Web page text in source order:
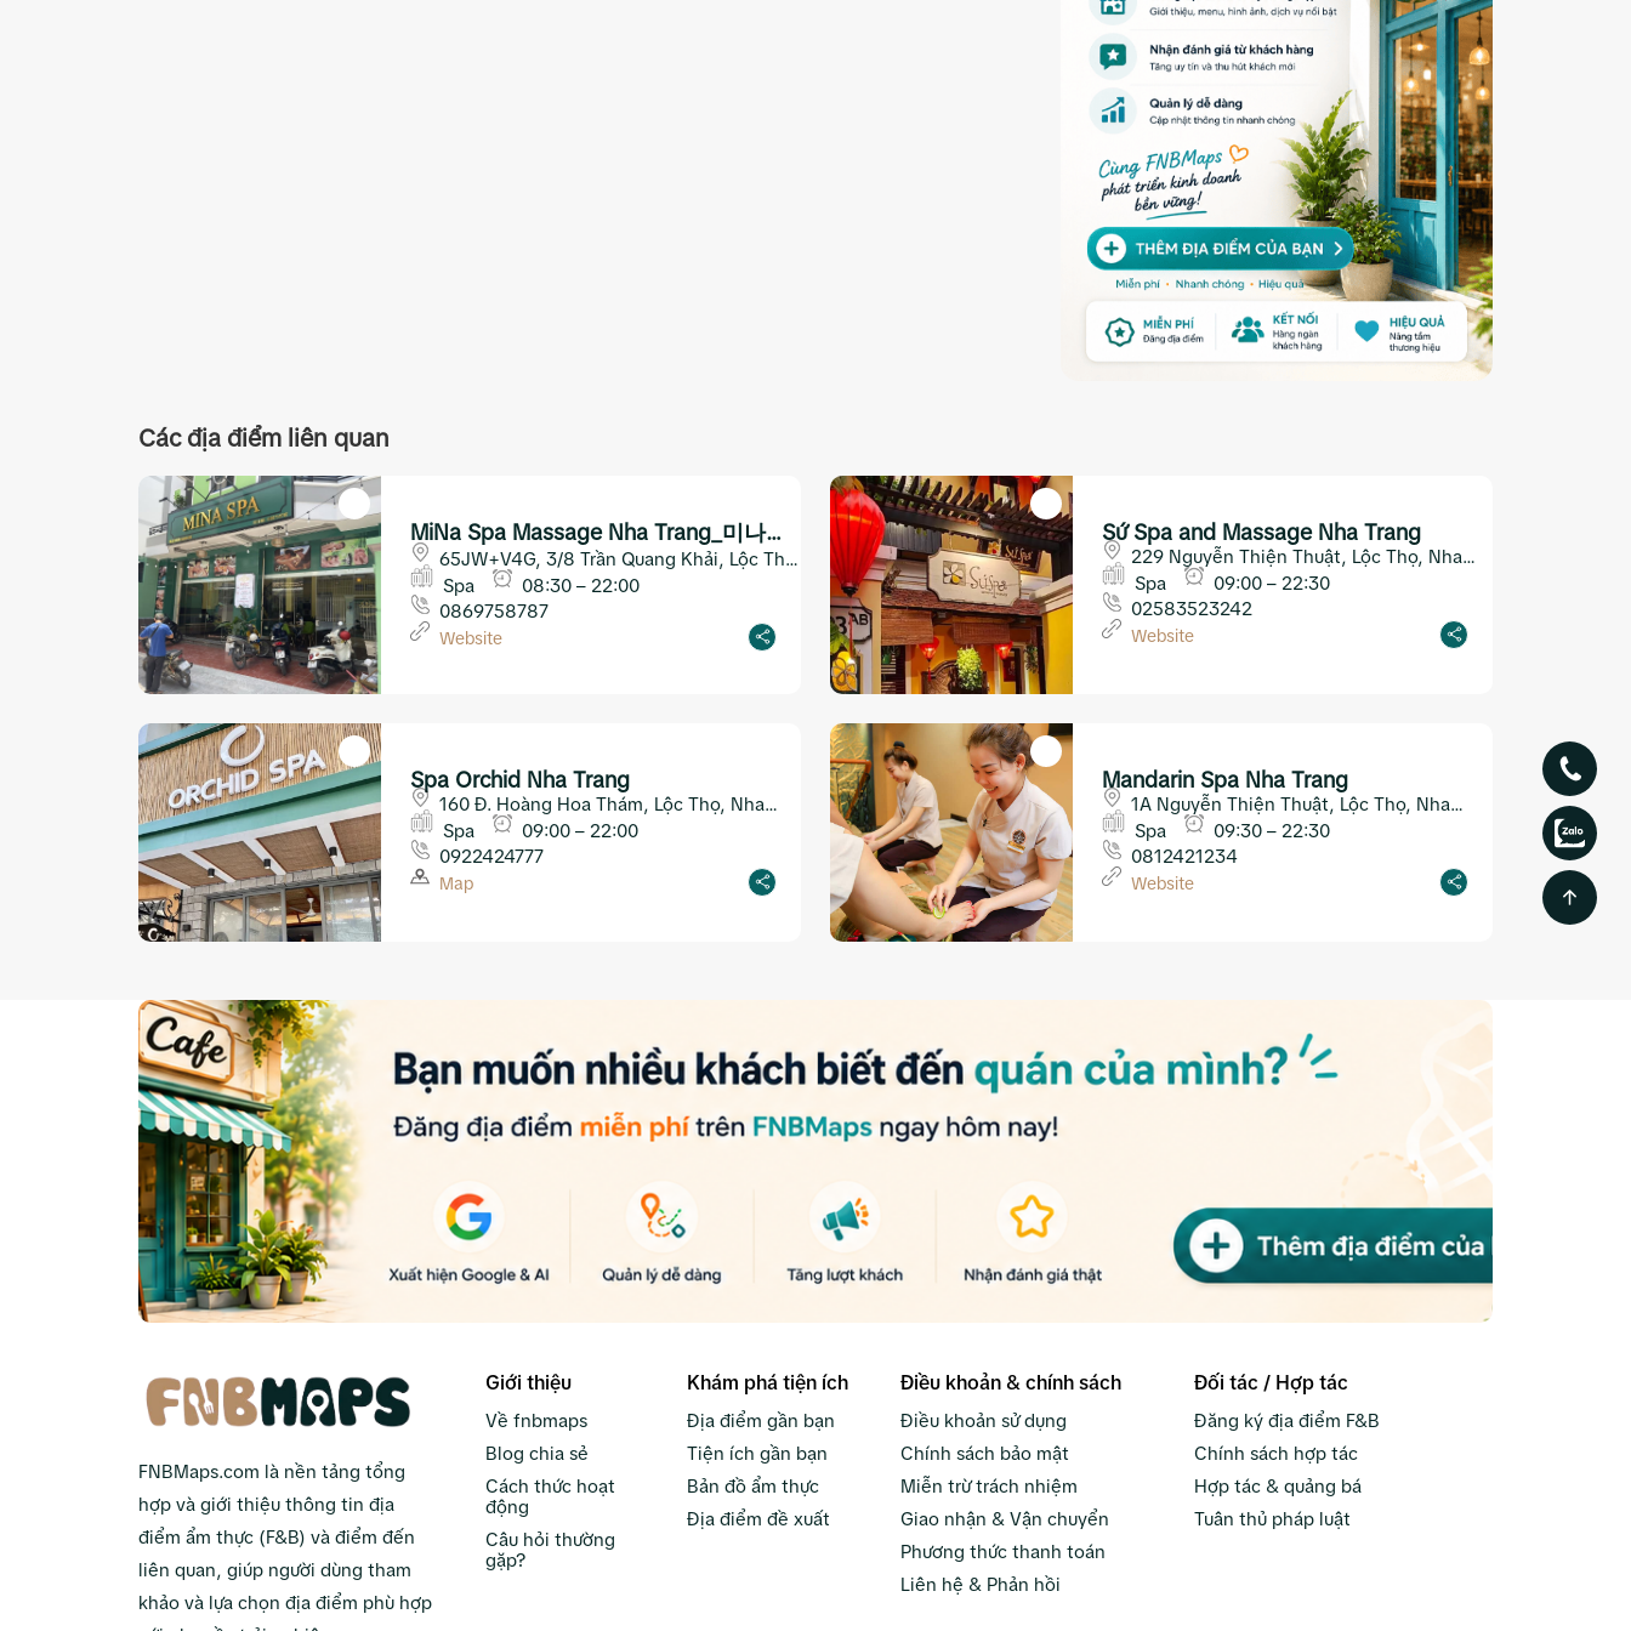
Các địa điểm liên quan
MiNa Spa Massage Nha Trang_미나스
파_마사지 나트랑
65JW+V4G, 3/8 Trần Quang Khải, Lộc Thọ,
Nha Trang
Spa
08:30 – 22:00
0869758787
Website
Sứ Spa and Massage Nha Trang
229 Nguyễn Thiện Thuật, Lộc Thọ, Nha
Trang
Spa
09:00 – 22:30
02583523242
Website
Spa Orchid Nha Trang
160 Đ. Hoàng Hoa Thám, Lộc Thọ, Nha
Trang
Spa
09:00 – 22:00
0922424777
Map
Mandarin Spa Nha Trang
1A Nguyễn Thiện Thuật, Lộc Thọ, Nha
Trang
Spa
09:30 – 22:30
0812421234
Website
FNBMaps.com là nền tảng tổng
hợp và giới thiệu thông tin địa
điểm ẩm thực (F&B) và điểm đến
liên quan, giúp người dùng tham
khảo và lựa chọn địa điểm phù hợp
Giới thiệu
Về fnbmaps
Blog chia sẻ
Cách thức hoạt
động
Câu hỏi thường
gặp?
Khám phá tiện ích
Địa điểm gần bạn
Tiện ích gần bạn
Bản đồ ẩm thực
Địa điểm đề xuất
Điều khoản & chính sách
Điều khoản sử dụng
Chính sách bảo mật
Miễn trừ trách nhiệm
Giao nhận & Vận chuyển
Phương thức thanh toán
Liên hệ & Phản hồi
Đối tác / Hợp tác
Đăng ký địa điểm F&B
Chính sách hợp tác
Hợp tác & quảng bá
Tuân thủ pháp luật